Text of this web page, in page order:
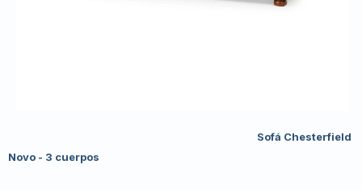
Sofá Chesterfield
Novo - 3 cuerpos